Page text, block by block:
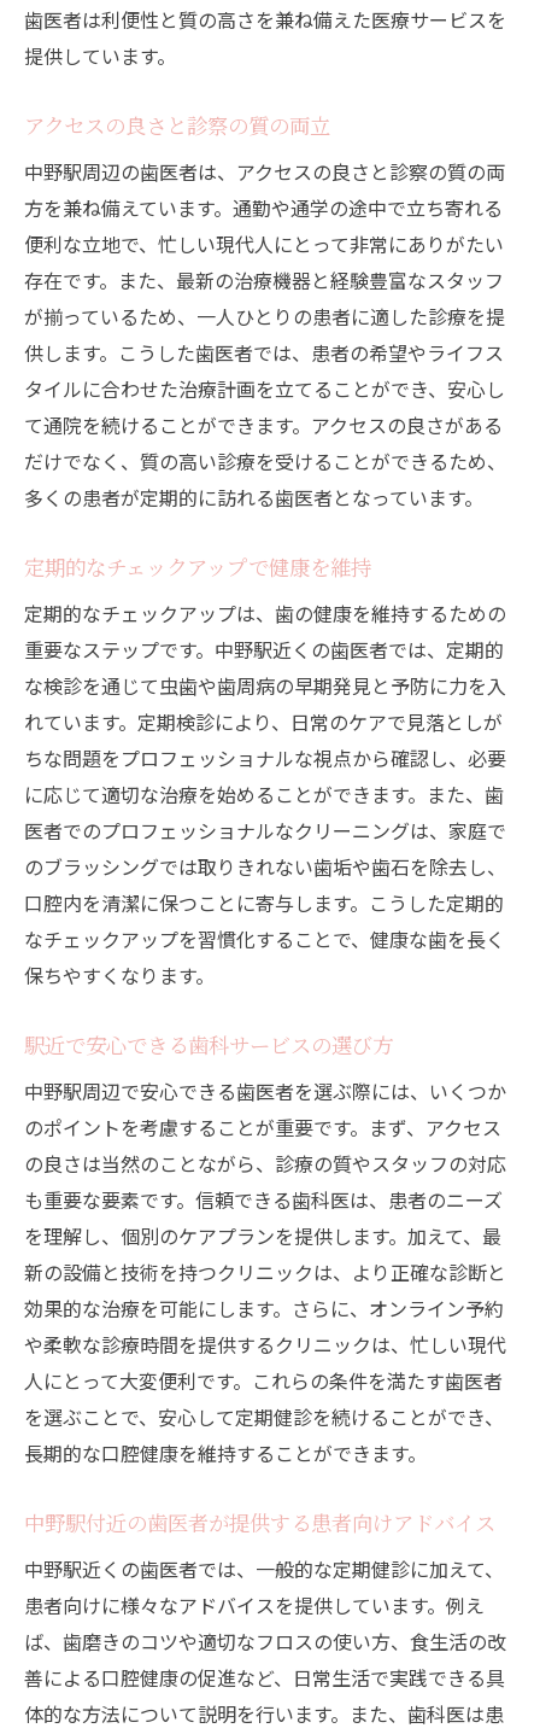
歯医者は利便性と質の高さを兼ね備えた医療サービスを
提供しています。
アクセスの良さと診察の質の両立
中野駅周辺の歯医者は、アクセスの良さと診察の質の両
方を兼ね備えています。通勤や通学の途中で立ち寄れる
便利な立地で、忙しい現代人にとって非常にありがたい
存在です。また、最新の治療機器と経験豊富なスタッフ
が揃っているため、一人ひとりの患者に適した診療を提
供します。こうした歯医者では、患者の希望やライフス
タイルに合わせた治療計画を立てることができ、安心し
て通院を続けることができます。アクセスの良さがある
だけでなく、質の高い診療を受けることができるため、
多くの患者が定期的に訪れる歯医者となっています。
定期的なチェックアップで健康を維持
定期的なチェックアップは、歯の健康を維持するための
重要なステップです。中野駅近くの歯医者では、定期的
な検診を通じて虫歯や歯周病の早期発見と予防に力を入
れています。定期検診により、日常のケアで見落としが
ちな問題をプロフェッショナルな視点から確認し、必要
に応じて適切な治療を始めることができます。また、歯
医者でのプロフェッショナルなクリーニングは、家庭で
のブラッシングでは取りきれない歯垢や歯石を除去し、
口腔内を清潔に保つことに寄与します。こうした定期的
なチェックアップを習慣化することで、健康な歯を長く
保ちやすくなります。
駅近で安心できる歯科サービスの選び方
中野駅周辺で安心できる歯医者を選ぶ際には、いくつか
のポイントを考慮することが重要です。まず、アクセス
の良さは当然のことながら、診療の質やスタッフの対応
も重要な要素です。信頼できる歯科医は、患者のニーズ
を理解し、個別のケアプランを提供します。加えて、最
新の設備と技術を持つクリニックは、より正確な診断と
効果的な治療を可能にします。さらに、オンライン予約
や柔軟な診療時間を提供するクリニックは、忙しい現代
人にとって大変便利です。これらの条件を満たす歯医者
を選ぶことで、安心して定期健診を続けることができ、
長期的な口腔健康を維持することができます。
中野駅付近の歯医者が提供する患者向けアドバイス
中野駅近くの歯医者では、一般的な定期健診に加えて、
患者向けに様々なアドバイスを提供しています。例え
ば、歯磨きのコツや適切なフロスの使い方、食生活の改
善による口腔健康の促進など、日常生活で実践できる具
体的な方法について説明を行います。また、歯科医は患